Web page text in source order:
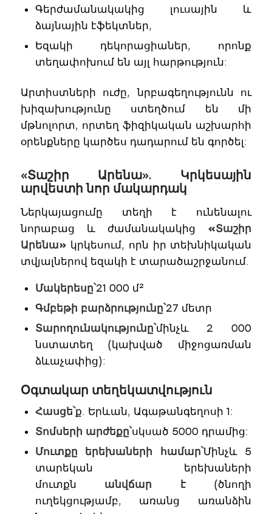
Գերժամանակակից լուսային և
ձայնային էֆեկտներ,
Եզակի դեկորացիաներ, որոնք
տեղափոխում են այլ հարթություն:
Արտիստների ուժը, նրբագեղությունն ու
խիզախությունը ստեղծում են մի
մթնոլորտ, որտեղ ֆիզիկական աշխարհի
օրենքները կարծես դադարում են գործել:
«Տաշիր Արենա». Կրկեսային
արվեստի նոր մակարդակ
Ներկայացումը տեղի է ունենալու
նորաբաց և ժամանակակից «Տաշիր
Արենա» կրկեսում, որն իր տեխնիկական
տվյալներով եզակի է տարածաշրջանում.
Մակերեսը՝21 000 մ²
Գմբեթի բարձրությունը՝27 մետր
Տարողունակությունը՝մինչև 2 000
նստատեղ (կախված միջոցառման
ձևաչափից):
Օգտակար տեղեկատվություն
Հասցե՝ք. Երևան, Ագաթանգեղոսի 1:
Տոմսերի արժեքը՝սկսած 5000 դրամից:
Մուտքը երեխաների համար՝Մինչև 5
տարեկան երեխաների
մուտքն անվճար է(ծնողի
ուղեկցությամբ, առանց առանձին